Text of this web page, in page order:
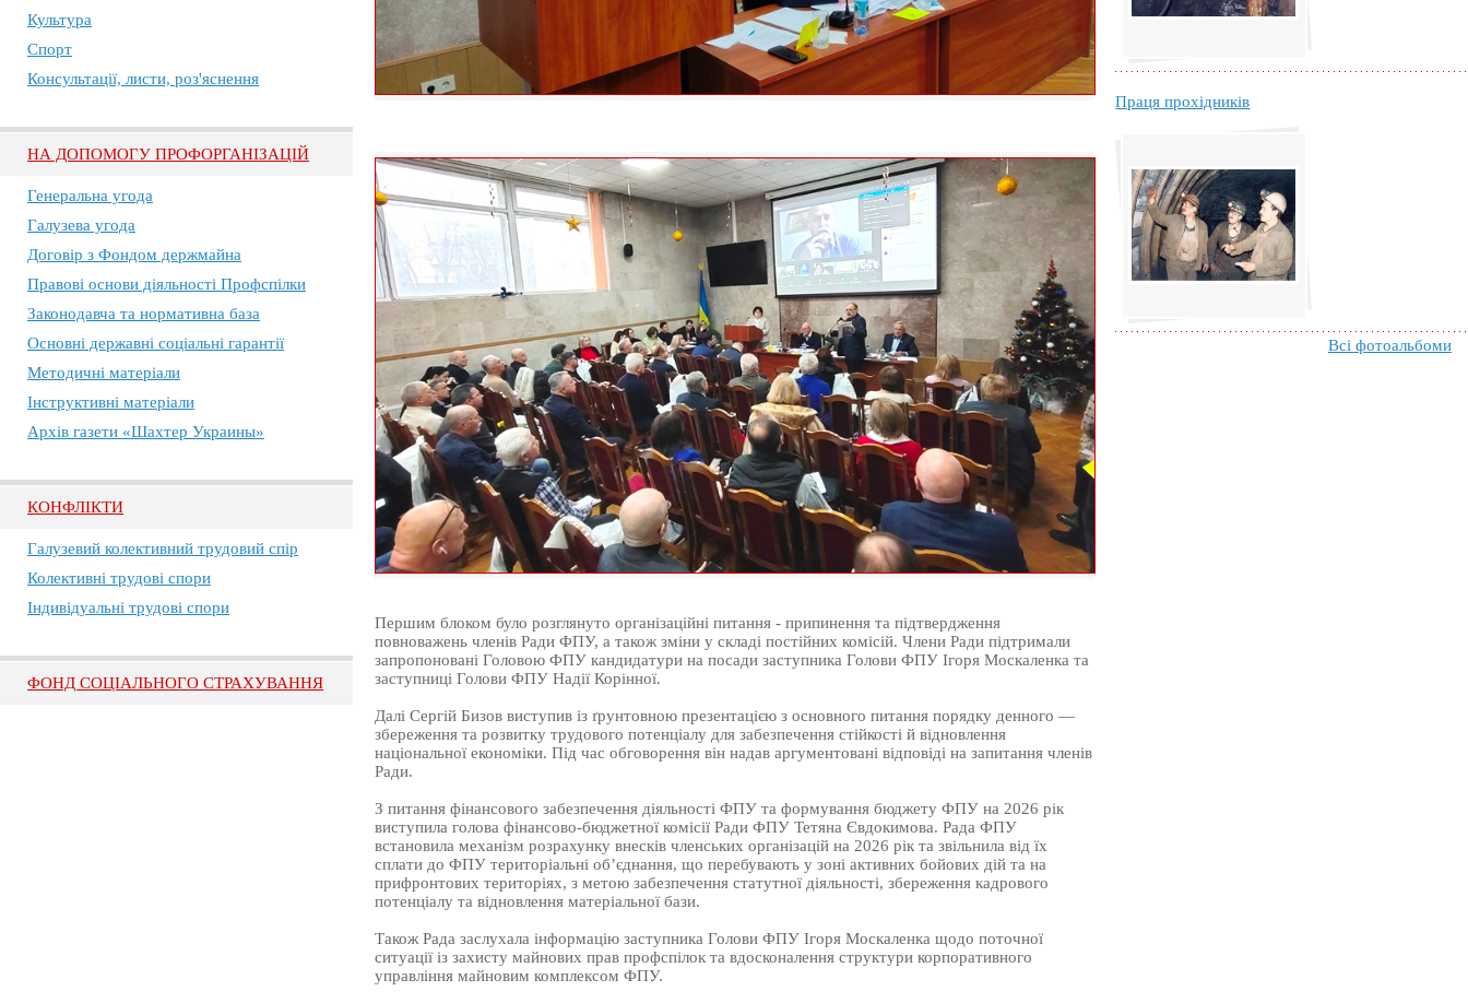
Культура
Спорт
Консультації, листи, роз'яснення
НА ДОПОМОГУ ПРОФОРГАНІЗАЦІЙ
Генеральна угода
Галузева угода
Договір з Фондом держмайна
Правові основи діяльності Профспілки
Законодавча та нормативна база
Основні державні соціальні гарантії
Методичні матеріали
Інструктивні матеріали
Архів газети «Шахтер Украины»
КОНФЛІКТИ
Галузевий колективний трудовий спір
Колективні трудові спори
Індивідуальні трудові спори
ФОНД СОЦІАЛЬНОГО СТРАХУВАННЯ
Першим блоком було розглянуто організаційні питання - припинення та підтвердження
повноважень членів Ради ФПУ, а також зміни у складі постійних комісій. Члени Ради підтримали
запропоновані Головою ФПУ кандидатури на посади заступника Голови ФПУ Ігоря Москаленка та
заступниці Голови ФПУ Надії Корінної.
Далі Сергій Бизов виступив із ґрунтовною презентацією з основного питання порядку денного —
збереження та розвитку трудового потенціалу для забезпечення стійкості й відновлення
національної економіки. Під час обговорення він надав аргументовані відповіді на запитання членів
Ради.
З питання фінансового забезпечення діяльності ФПУ та формування бюджету ФПУ на 2026 рік
виступила голова фінансово-бюджетної комісії Ради ФПУ Тетяна Євдокимова. Рада ФПУ
встановила механізм розрахунку внесків членських організацій на 2026 рік та звільнила від їх
сплати до ФПУ територіальні об’єднання, що перебувають у зоні активних бойових дій та на
прифронтових територіях, з метою забезпечення статутної діяльності, збереження кадрового
потенціалу та відновлення матеріальної бази.
Також Рада заслухала інформацію заступника Голови ФПУ Ігоря Москаленка щодо поточної
ситуації із захисту майнових прав профспілок та вдосконалення структури корпоративного
управління майновим комплексом ФПУ.
Праця прохідників
Всі фотоальбоми